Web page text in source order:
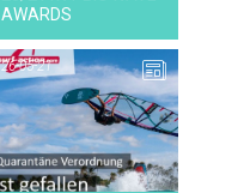
AWARDS
26-05-21
26-05-21